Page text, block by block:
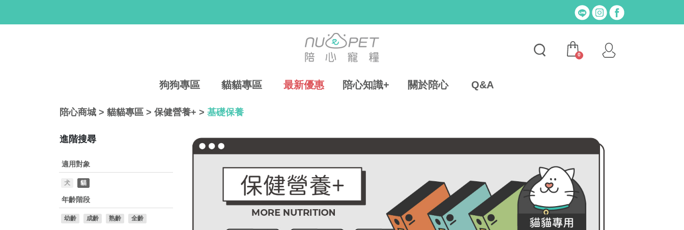
狗狗專區 貓貓專區 最新優惠 陪心知識+ 關於陪心 Q&A
0
陪心商城 > 貓貓專區 > 保健營養+ > 基礎保養
進階搜尋
適用對象
犬 貓
年齡階段
幼齡 成齡 熟齡 全齡